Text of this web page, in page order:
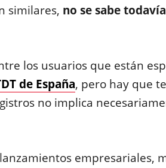
similares, no se sabe
los usuarios que están
de España, pero hay que
no implica
empresariales,